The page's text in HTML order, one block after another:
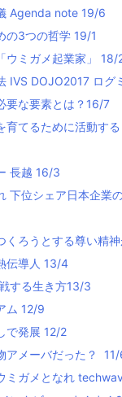
Agenda note 19/6
の3つの哲学 19/1
ウミガメ起業家」 18/
IVS DOJO2017 ログ
要な要素とは？16/7
育てるために活動す
長越 16/3
下位シェア日本企業
くろうとする尊い精
伝導人 13/4
する生き方13/3
ム 12/9
で発展 12/2
アメーバだった？ 11/
ミガメとなれ